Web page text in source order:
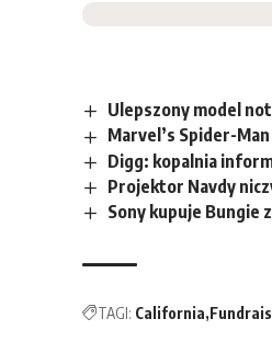
Ulepszony model
Marvel’s Spider-
Digg: kopalnia
Projektor Navdy
Sony kupuje Bungie
TAGI: California